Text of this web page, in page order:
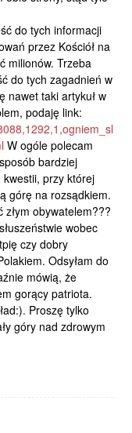
do tych informacji
przez Kościół na
milionów. Trzeba
do tych zagadnień w
nawet taki artykuł w
podaję link:
W ogóle polecam
bardziej
przy której
górę na rozsądkiem.
obywatelem???
wobec
czy dobry
Odsyłam do
mówią, że
gorący patriota.
Proszę tylko
góry nad zdrowym